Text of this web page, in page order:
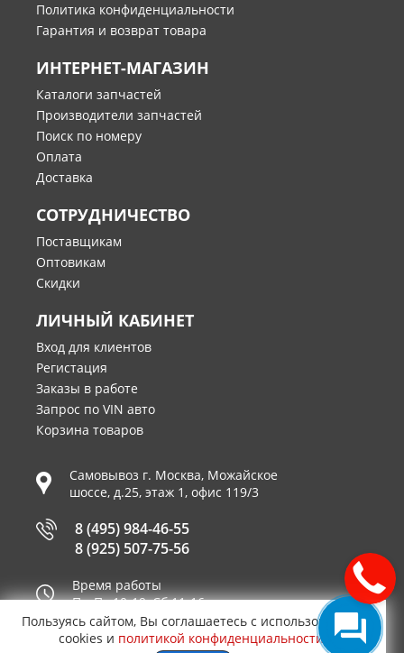
Политика конфиденциальности
Гарантия и возврат товара
ИНТЕРНЕТ-МАГАЗИН
Каталоги запчастей
Производители запчастей
Поиск по номеру
Оплата
Доставка
СОТРУДНИЧЕСТВО
Поставщикам
Оптовикам
Скидки
ЛИЧНЫЙ КАБИНЕТ
Вход для клиентов
Регистация
Заказы в работе
Запрос по VIN авто
Корзина товаров
Самовывоз г. Москва, Можайское
шоссе, д.25, этаж 1, офис 119/3
8 (495) 984-46-55
8 (925) 507-75-56
Время работы
Пн-Пт 10-19, Сб 11-16
Принимаем к оплате
Пользуясь сайтом, Вы соглашаетесь с использованием
cookies и политикой конфиденциальности